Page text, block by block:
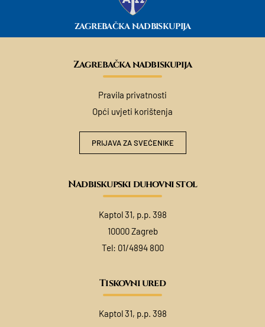
ZAGREBAČKA NADBISKUPIJA
Zagrebačka nadbiskupija
Pravila privatnosti
Opći uvjeti korištenja
PRIJAVA ZA SVEĆENIKE
Nadbiskupski duhovni stol
Kaptol 31, p.p. 398
10000 Zagreb
Tel: 01/4894 800
Tiskovni ured
Kaptol 31, p.p. 398